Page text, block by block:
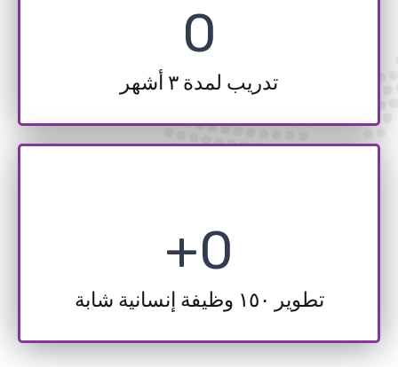
0
تدريب لمدة ٣ أشهر
0
+
تطوير ١٥٠ وظيفة إنسانية شابة